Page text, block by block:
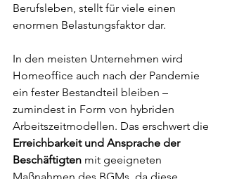
Berufsleben, stellt für viele einen
enormen Belastungsfaktor dar.
In den meisten Unternehmen wird
Homeoffice auch nach der Pandemie
ein fester Bestandteil bleiben –
zumindest in Form von hybriden
Arbeitszeitmodellen. Das erschwert die
Erreichbarkeit und Ansprache der
Beschäftigten mit geeigneten